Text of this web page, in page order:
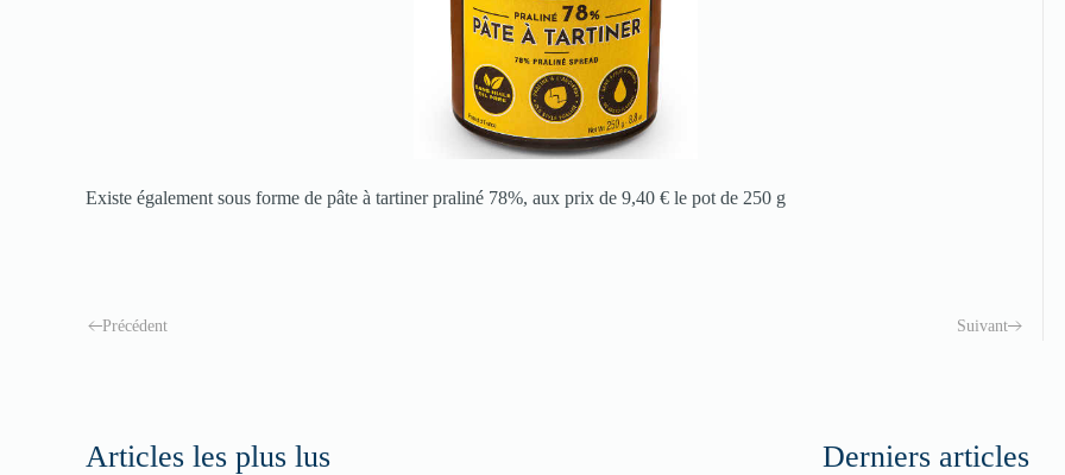
Existe également sous forme de pâte à tartiner praliné 78%, aux prix de 9,40 € le pot de 250 g
Précédent Suivant
Articles les plus lus Derniers articles